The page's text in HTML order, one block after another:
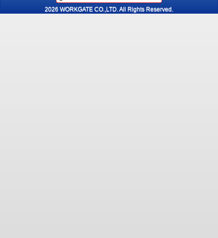
2026 WORKGATE CO.,LTD. All Rights Reserved.